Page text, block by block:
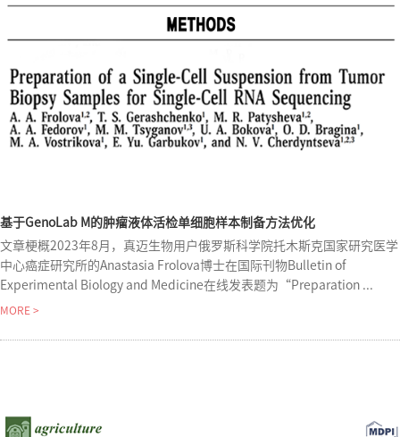
基于GenoLab M的肿瘤液体活检单细胞样本制备方法优化
文章梗概2023年8月，真迈生物用户俄罗斯科学院托木斯克国家研究医学
中心癌症研究所的Anastasia Frolova博士在国际刊物Bulletin of
Experimental Biology and Medicine在线发表题为“Preparation ...
MORE >